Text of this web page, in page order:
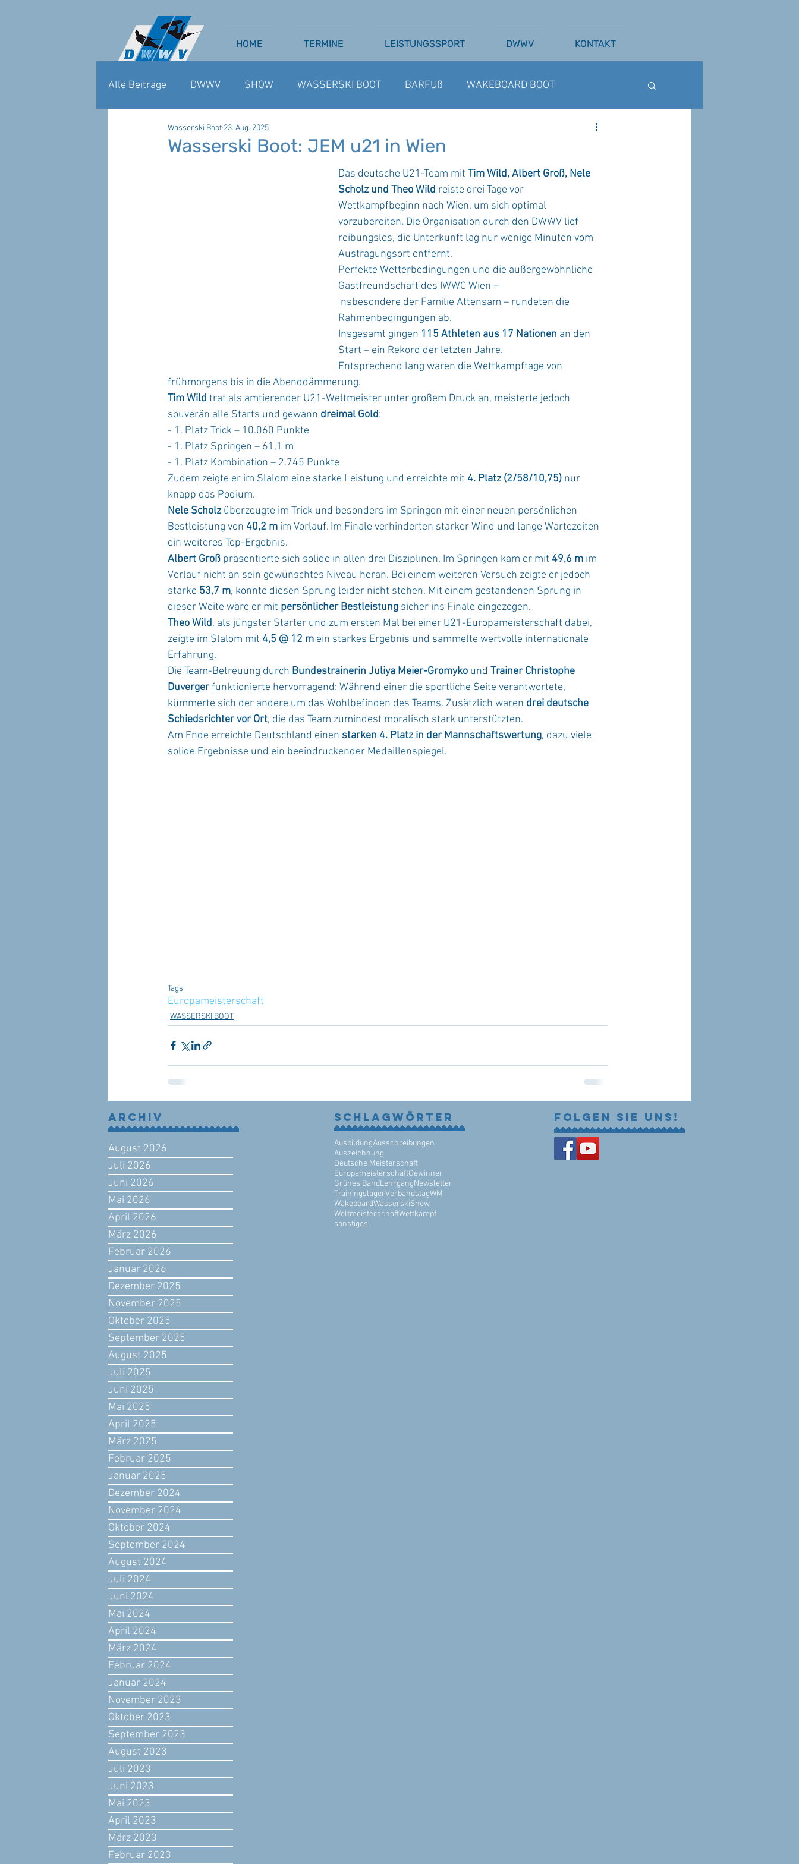
HOME TERMINE LEISTUNGSSPORT DWWV KONTAKT
Alle Beiträge DWWV SHOW WASSERSKI BOOT BARFUß WAKEBOARD BOOT
WAKEBOARD CABLE WASSERSKI SEILBAHN WAKESURFEN
Wasserski Boot: JEM u21 in Wien
Wasserski Boot 23. Aug. 2025
Das deutsche U21-Team mit Tim Wild, Albert Groß, Nele
Scholz und Theo Wild reiste drei Tage vor
Wettkampfbeginn nach Wien, um sich optimal
vorzubereiten. Die Organisation durch den DWWV lief
reibungslos, die Unterkunft lag nur wenige Minuten vom
Austragungsort entfernt.
Perfekte Wetterbedingungen und die außergewöhnliche
Gastfreundschaft des IWWC Wien –
Rahmenbedingungen ab.
Insgesamt gingen 115 Athleten aus 17 Nationen an den
Start – ein Rekord der letzten Jahre.
Entsprechend lang waren die Wettkampftage von
frühmorgens bis in die Abenddämmerung.
Tim Wild trat als amtierender U21-Weltmeister unter großem Druck an, meisterte jedoch
souverän alle Starts und gewann dreimal Gold:
- 1. Platz Trick – 10.060 Punkte
- 1. Platz Springen – 61,1 m
- 1. Platz Kombination – 2.745 Punkte
Zudem zeigte er im Slalom eine starke Leistung und erreichte mit 4. Platz (2/58/10,75) nur
knapp das Podium.
Nele Scholz überzeugte im Trick und besonders im Springen mit einer neuen persönlichen
Bestleistung von 40,2 m im Vorlauf. Im Finale verhinderten starker Wind und lange Wartezeiten
ein weiteres Top-Ergebnis.
Albert Groß präsentierte sich solide in allen drei Disziplinen. Im Springen kam er mit 49,6 m im
Vorlauf nicht an sein gewünschtes Niveau heran. Bei einem weiteren Versuch zeigte er jedoch
starke 53,7 m, konnte diesen Sprung leider nicht stehen. Mit einem gestandenen Sprung in
dieser Weite wäre er mit persönlicher Bestleistung sicher ins Finale eingezogen.
Theo Wild, als jüngster Starter und zum ersten Mal bei einer U21-Europameisterschaft dabei,
zeigte im Slalom mit 4,5 @ 12 m ein starkes Ergebnis und sammelte wertvolle internationale
Erfahrung.
Die Team-Betreuung durch Bundestrainerin Juliya Meier-Gromyko und Trainer Christophe
Duverger funktionierte hervorragend: Während einer die sportliche Seite verantwortete,
kümmerte sich der andere um das Wohlbefinden des Teams. Zusätzlich waren drei deutsche
Schiedsrichter vor Ort, die das Team zumindest moralisch stark unterstützten.
Am Ende erreichte Deutschland einen starken 4. Platz in der Mannschaftswertung, dazu viele
solide Ergebnisse und ein beeindruckender Medaillenspiegel.
Tags:
Europameisterschaft
WASSERSKI BOOT
Archiv
August 2026
Juli 2026
Juni 2026
Mai 2026
April 2026
März 2026
Februar 2026
Januar 2026
Dezember 2025
November 2025
Oktober 2025
September 2025
August 2025
Juli 2025
Juni 2025
Mai 2025
April 2025
März 2025
Februar 2025
Januar 2025
Dezember 2024
November 2024
Oktober 2024
September 2024
August 2024
Juli 2024
Juni 2024
Mai 2024
April 2024
März 2024
Februar 2024
Januar 2024
November 2023
Oktober 2023
September 2023
August 2023
Juli 2023
Juni 2023
Mai 2023
April 2023
März 2023
Februar 2023
Schlagwörter
AusbildungAusschreibungen
Auszeichnung
Deutsche Meisterschaft
EuropameisterschaftGewinner
Grünes BandLehrgangNewsletter
TrainingslagerVerbandstagWM
WakeboardWasserskiShow
WeltmeisterschaftWettkampf
sonstiges
Folgen Sie uns!